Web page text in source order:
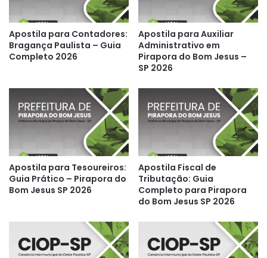
Apostila para Contadores:
Bragança Paulista – Guia
Completo 2026
Apostila para Auxiliar
Administrativo em
Pirapora do Bom Jesus –
SP 2026
Apostila para Tesoureiros:
Guia Prático – Pirapora do
Bom Jesus SP 2026
Apostila Fiscal de
Tributação: Guia
Completo para Pirapora
do Bom Jesus SP 2026